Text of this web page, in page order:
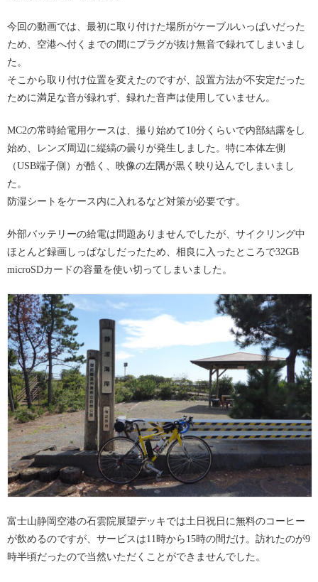
今回の動画では、最初に取り付けた場所がケーブルいっぱいだった
ため、空港へ付くまでの間にプラグが抜け無音で録れてしまいまし
た。
そこから取り付け位置を変えたのですが、設置方法が不安定だった
ために満足な音が録れず、録れた音声は使用していません。
MC2の常時給電用ケースは、撮り始めて10分くらいで内部結露をし
始め、レンズ周辺に縦縞の曇りが発生しました。特に本体左側
（USB端子側）が酷く、映像の左隅が黒く映り込んでしまいまし
た。
防湿シートをケース内に入れるなど対策が必要です。
外部バッテリーの給電は問題ありませんでしたが、サイクリング中
ほとんど録画しっぱなしだったため、相良に入ったところで32GB
microSDカードの容量を使い切ってしまいました。
富士山静岡空港の石雲院展望デッキでは土日祝日に無料のコーヒー
が飲めるのですが、サービスは11時から15時の間だけ。訪れたのが9
時半頃だったので当然いただくことができませんでした。